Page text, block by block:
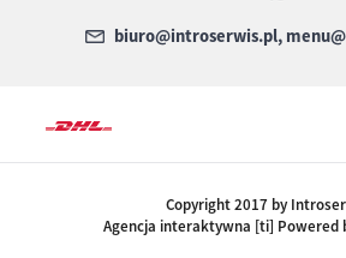
biuro@introserwis.pl,
Copyright 2017 by
Agencja interaktywna [ti] Powered